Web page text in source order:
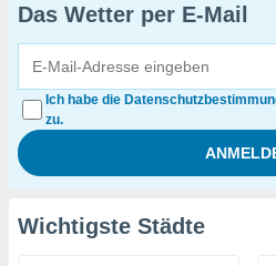
Das Wetter per E-Mail
Ich habe die
zu.
Wichtigste Städte